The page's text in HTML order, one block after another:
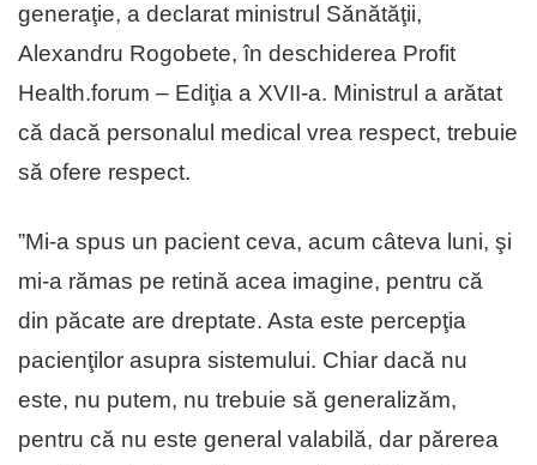
generaţie, a declarat ministrul Sănătăţii,
Alexandru Rogobete, în deschiderea Profit
Health.forum – Ediţia a XVII-a. Ministrul a arătat
că dacă personalul medical vrea respect, trebuie
să ofere respect.
”Mi-a spus un pacient ceva, acum câteva luni, şi
mi-a rămas pe retină acea imagine, pentru că
din păcate are dreptate. Asta este percepţia
pacienţilor asupra sistemului. Chiar dacă nu
este, nu putem, nu trebuie să generalizăm,
pentru că nu este general valabilă, dar părerea